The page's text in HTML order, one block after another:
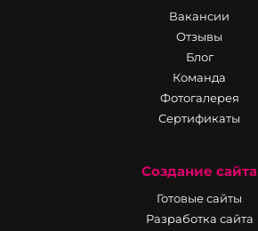
Вакансии
Отзывы
Блог
Команда
Фотогалерея
Сертификаты
Создание сайта
Готовые сайты
Разработка сайта